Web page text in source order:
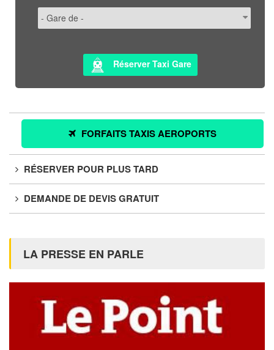
Réserver Taxi Gare
FORFAITS TAXIS AEROPORTS
RÉSERVER POUR PLUS TARD
DEMANDE DE DEVIS GRATUIT
LA PRESSE EN PARLE